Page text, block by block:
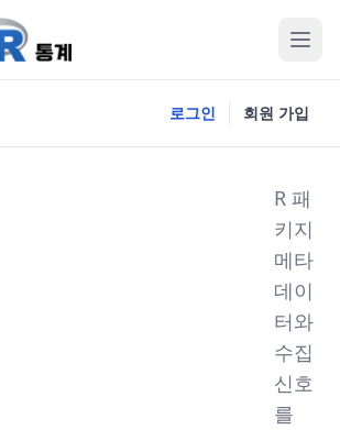
로그인 회원 가입
R 패
키지
메타
데이
터와
수집
신호
를